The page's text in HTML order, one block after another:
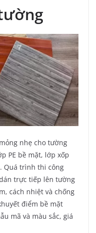
nhẹ cho tường
PE bề mặt, lớp xốp
Quá trình thi công
trực tiếp lên tường
cách nhiệt và chống
điểm bề mặt
mã và màu sắc, giá